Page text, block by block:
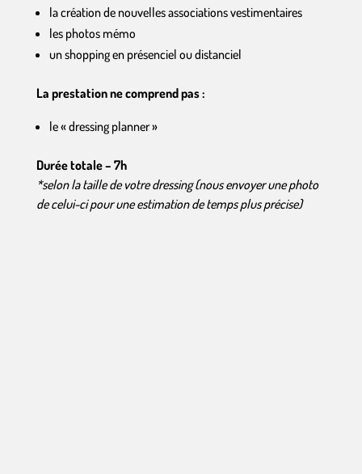
la création de nouvelles associations vestimentaires
les photos mémo
un shopping en présenciel ou distanciel
La prestation ne comprend pas :
le « dressing planner »
Durée totale – 7h
*selon la taille de votre dressing (nous envoyer une photo
de celui-ci pour une estimation de temps plus précise)